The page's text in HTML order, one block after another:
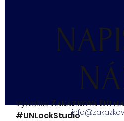
Vytvořila:Zakázková Dílna
#UNLockStudio